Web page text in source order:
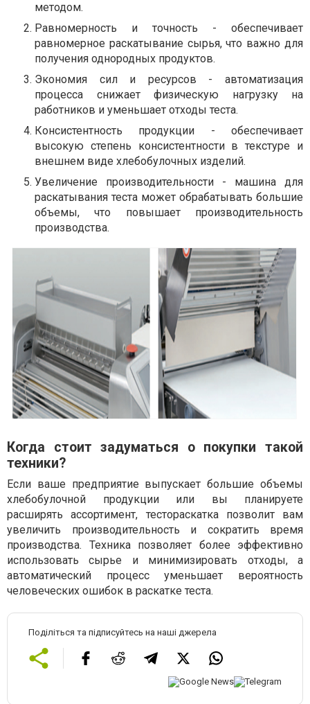
методом.
Равномерность и точность - обеспечивает
равномерное раскатывание сырья, что важно для
получения однородных продуктов.
Экономия сил и ресурсов - автоматизация
процесса снижает физическую нагрузку на
работников и уменьшает отходы теста.
Консистентность продукции - обеспечивает
высокую степень консистентности в текстуре и
внешнем виде хлебобулочных изделий.
Увеличение производительности - машина для
раскатывания теста может обрабатывать большие
объемы, что повышает производительность
производства.
Когда стоит задуматься о покупки такой
техники?
Если ваше предприятие выпускает большие объемы
хлебобулочной продукции или вы планируете
расширять ассортимент, тестораскатка позволит вам
увеличить производительность и сократить время
производства. Техника позволяет более эффективно
использовать сырье и минимизировать отходы, а
автоматический процесс уменьшает вероятность
человеческих ошибок в раскатке теста.
Поділіться та підписуйтесь на наші джерела